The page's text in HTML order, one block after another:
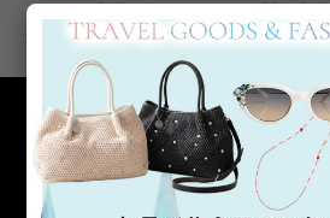
こちらの商品は簡易ラッピング対象商
承ください。